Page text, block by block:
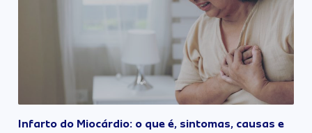
Infarto do Miocárdio: o que é, sintomas, causas e